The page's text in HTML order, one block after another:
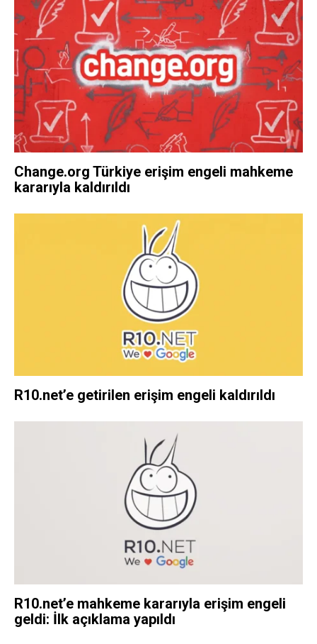
Change.org Türkiye erişim engeli mahkeme
kararıyla kaldırıldı
R10.net’e getirilen erişim engeli kaldırıldı
R10.net’e mahkeme kararıyla erişim engeli
geldi: İlk açıklama yapıldı